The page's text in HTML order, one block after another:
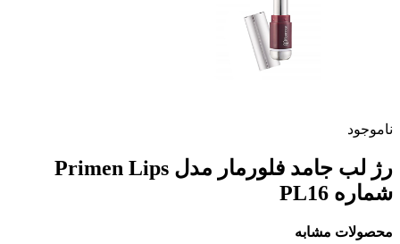
ناموجود
رژ لب جامد فلورمار مدل Primen Lips
شماره PL16
محصولات مشابه